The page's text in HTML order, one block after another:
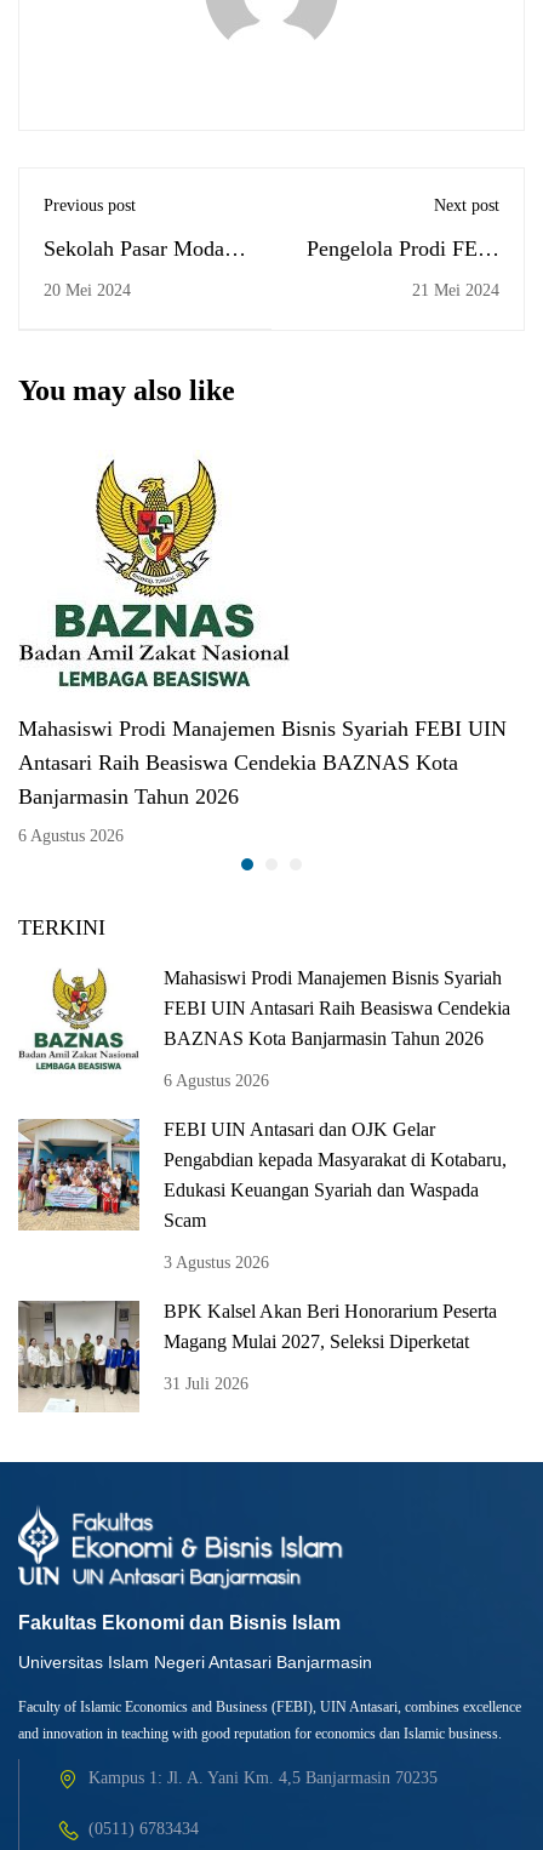
Previous post
Sekolah Pasar Modal
Syariah Akbar 2024
KSPM Antasari,
Indonesia
20 Mei 2024
Next post
Pengelola Prodi FEBI
UIN Antasari Ikuti
21 Mei 2024
You may also like
Mahasiswi Prodi Manajemen Bisnis Syariah FEBI UIN
Antasari Raih Beasiswa Cendekia BAZNAS Kota
Banjarmasin Tahun 2026
6 Agustus 2026
TERKINI
Mahasiswi Prodi Manajemen Bisnis Syariah
FEBI UIN Antasari Raih Beasiswa Cendekia
BAZNAS Kota Banjarmasin Tahun 2026
6 Agustus 2026
FEBI UIN Antasari dan OJK Gelar
Pengabdian kepada Masyarakat di Kotabaru,
Edukasi Keuangan Syariah dan Waspada
Scam
3 Agustus 2026
BPK Kalsel Akan Beri Honorarium Peserta
Magang Mulai 2027, Seleksi Diperketat
31 Juli 2026
Fakultas Ekonomi dan Bisnis Islam
Universitas Islam Negeri Antasari Banjarmasin
Faculty of Islamic Economics and Business (FEBI), UIN Antasari, combines excellence
and innovation in teaching with good reputation for economics dan Islamic business.
Kampus 1: Jl. A. Yani Km. 4,5 Banjarmasin 70235
(0511) 6783434